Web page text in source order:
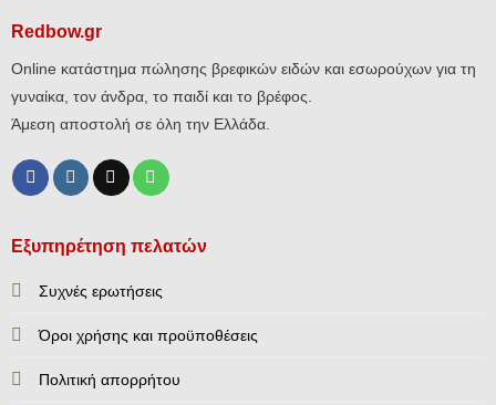
Redbow.gr
Online κατάστημα πώλησης βρεφικών ειδών και εσωρούχων για τη
γυναίκα, τον άνδρα, το παιδί και το βρέφος.
Άμεση αποστολή σε όλη την Ελλάδα.
Εξυπηρέτηση πελατών
Συχνές ερωτήσεις
Όροι χρήσης και προϋποθέσεις
Πολιτική απορρήτου